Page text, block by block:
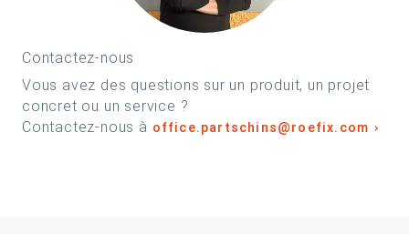
Contactez-nous
Vous avez des questions sur un produit, un projet
concret ou un service ?
Contactez-nous à office.partschins@roefix.com